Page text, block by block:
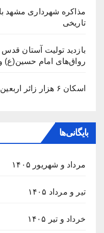
تاریخی
بازدید تولیت آستان
رواق‌های امام حسین(ع) و
اسکان ۶ هزار زائر اربعین در موکب امام رضا(ع)
بایگانی‌ها
مرداد و شهریور ۱۴۰۵
تیر و مرداد ۱۴۰۵
خرداد و تیر ۱۴۰۵